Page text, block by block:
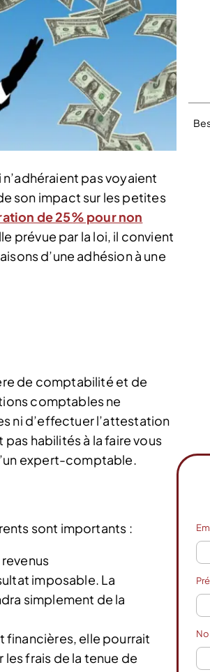
pas voyaient
son impact sur les petites
de 25% pour non
prévue par la loi, il convient
d’une adhésion à une
de comptabilité et de
comptables ne
ni d’effectuer l’attestation
habilités à la faire vous
expert-comptable.
sont importants :
imposable. La
simplement de la
financières, elle pourrait
frais de la tenue de